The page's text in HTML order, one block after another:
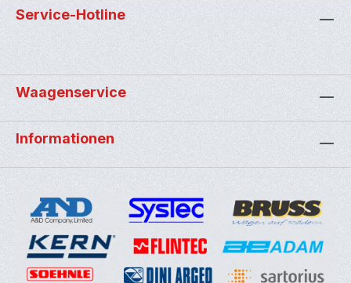
Service-Hotline
Waagenservice
Informationen